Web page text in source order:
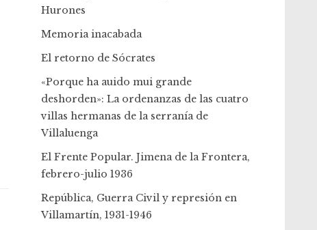
Hurones
Memoria inacabada
El retorno de Sócrates
«Porque ha auido mui grande
deshorden»: La ordenanzas de las cuatro
villas hermanas de la serranía de
Villaluenga
El Frente Popular. Jimena de la Frontera,
febrero-julio 1936
República, Guerra Civil y represión en
Villamartín, 1931-1946